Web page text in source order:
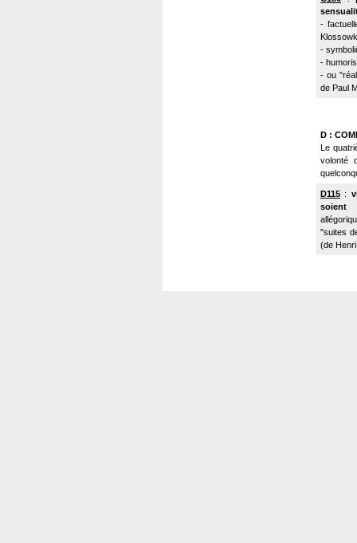
-
-
-
- ou
de Paul
D :
Le
volonté
D115 :
soient
"suites
(de